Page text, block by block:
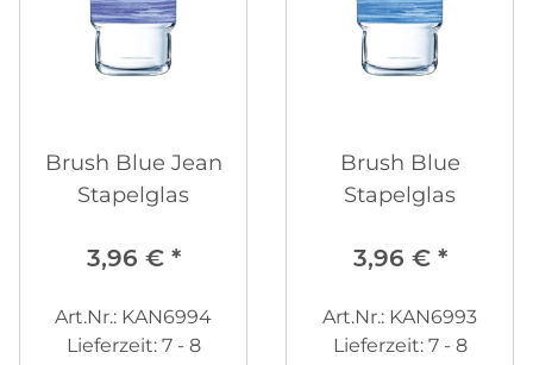
Brush Blue Jean
Stapelglas
3,96 € *
Art.Nr.: KAN6994
Lieferzeit: 7 - 8
Brush Blue
Stapelglas
3,96 € *
Art.Nr.: KAN6993
Lieferzeit: 7 - 8